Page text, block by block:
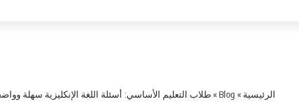
الرئيسية »
Blog
»طلاب التعليم الأساسي: أسئلة اللغة الإنكليزية سهلة